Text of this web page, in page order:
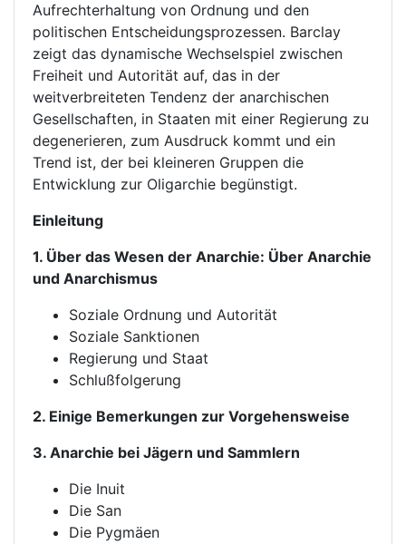
Aufrechterhaltung von Ordnung und den
politischen Entscheidungsprozessen. Barclay
zeigt das dynamische Wechselspiel zwischen
Freiheit und Autorität auf, das in der
weitverbreiteten Tendenz der anarchischen
Gesellschaften, in Staaten mit einer Regierung zu
degenerieren, zum Ausdruck kommt und ein
Trend ist, der bei kleineren Gruppen die
Entwicklung zur Oligarchie begünstigt.
Einleitung
1. Über das Wesen der Anarchie: Über Anarchie
und Anarchismus
Soziale Ordnung und Autorität
Soziale Sanktionen
Regierung und Staat
Schlußfolgerung
2. Einige Bemerkungen zur Vorgehensweise
3. Anarchie bei Jägern und Sammlern
Die Inuit
Die San
Die Pygmäen